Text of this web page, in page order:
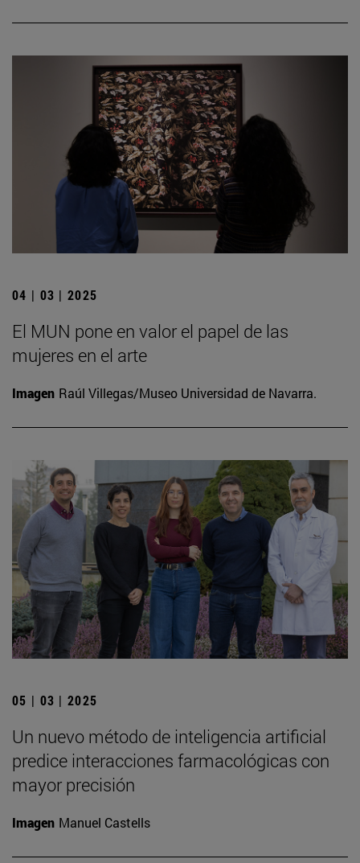
04 | 03 | 2025
El MUN pone en valor el papel de las
mujeres en el arte
Imagen Raúl Villegas/Museo Universidad de Navarra.
05 | 03 | 2025
Un nuevo método de inteligencia artificial
predice interacciones farmacológicas con
mayor precisión
Imagen Manuel Castells